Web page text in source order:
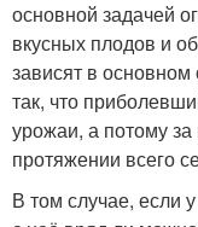
основной задачей
вкусных плодов и
зависят в
так, что
урожаи, а потому
протяжении всего
В том случае, если